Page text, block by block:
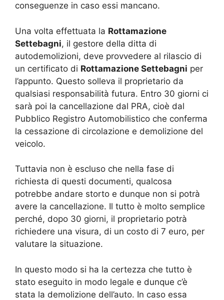
conseguenze in caso essi mancano.
Una volta effettuata la Rottamazione
Settebagni, il gestore della ditta di
autodemolizioni, deve provvedere al rilascio di
un certificato di Rottamazione Settebagni per
l’appunto. Questo solleva il proprietario da
qualsiasi responsabilità futura. Entro 30 giorni ci
sarà poi la cancellazione dal PRA, cioè dal
Pubblico Registro Automobilistico che conferma
la cessazione di circolazione e demolizione del
veicolo.
Tuttavia non è escluso che nella fase di
richiesta di questi documenti, qualcosa
potrebbe andare storto e dunque non si potrà
avere la cancellazione. Il tutto è molto semplice
perché, dopo 30 giorni, il proprietario potrà
richiedere una visura, di un costo di 7 euro, per
valutare la situazione.
In questo modo si ha la certezza che tutto è
stato eseguito in modo legale e dunque c’è
stata la demolizione dell’auto. In caso essa